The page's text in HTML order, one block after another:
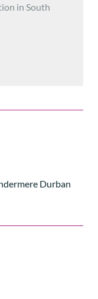
in South
Durban